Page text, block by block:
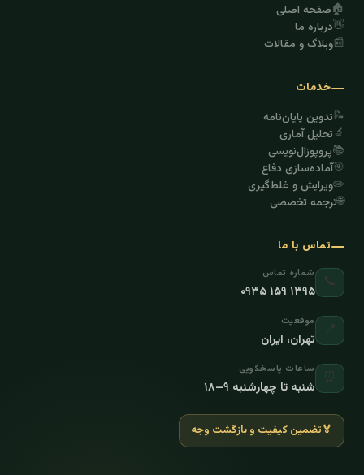
🏠صفحه اصلی
👋درباره ما
📰وبلاگ و مقالات
خدمات
📝تدوین پایان‌نامه
🔬تحلیل آماری
📚پروپوزال‌نویسی
🎯آماده‌سازی دفاع
✏️ویرایش و غلط‌گیری
🌐ترجمه تخصصی
تماس با ما
📞 شماره تماس
۰۹۳۵ ۱۵۹ ۱۳۹۵
📍 موقعیت
تهران، ایران
⏰ ساعات پاسخگویی
شنبه تا چهارشنبه ۹–۱۸
🏅تضمین کیفیت و بازگشت وجه